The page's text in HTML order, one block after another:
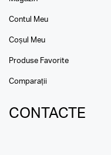
Contul Meu
Coșul Meu
Produse Favorite
Comparații
CONTACTE